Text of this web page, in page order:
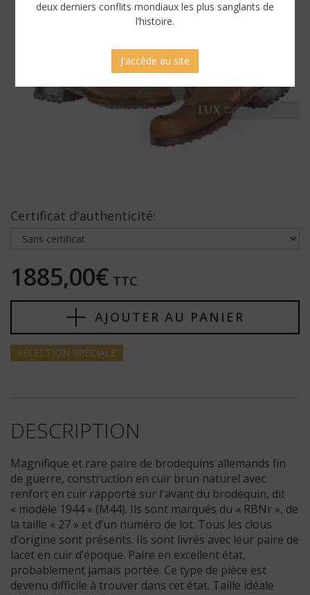
Certificat d'authenticité:
1885,00€ TTC
AJOUTER AU PANIER
SÉLECTION SPÉCIALE
DESCRIPTION
Magnifique et rare paire de brodequins allemands fin
de guerre, construction en cuir brun naturel avec
renfort en cuir rapporté sur l'avant du brodequin, dit
« modèle 1944 » (M44). Ils sont marqués du « RBNr », de
la taille « 27 » et d’un numéro de lot. Tous les clous
d’origine sont présents. Ils sont livrés avec leur paire de
lacet en cuir d’époque. Paire en excellent état,
probablement jamais portée. Ce type de pièce est
devenu difficile à trouver dans cet état. Taille idéale
deux derniers conflits mondiaux les plus sanglants de
l’histoire.
J'accède au site